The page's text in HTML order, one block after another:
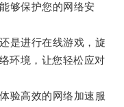
保护您的网络安
进行在线游戏，旋
环境，让您轻松应对
高效的网络加速服